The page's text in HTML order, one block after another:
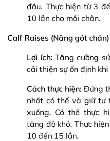
đầu. Thực hiện từ 3
10 lần cho mỗi chân.
Calf Raises (Nâng gót chân)
Lợi ích: Tăng cường
cải thiện sự ổn định khi
Cách thực hiện: Đứng
nhất có thể và giữ tư
xuống. Có thể thực
tăng độ khó. Thực
10 đến 15 lần.